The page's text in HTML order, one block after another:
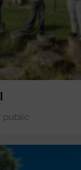
public